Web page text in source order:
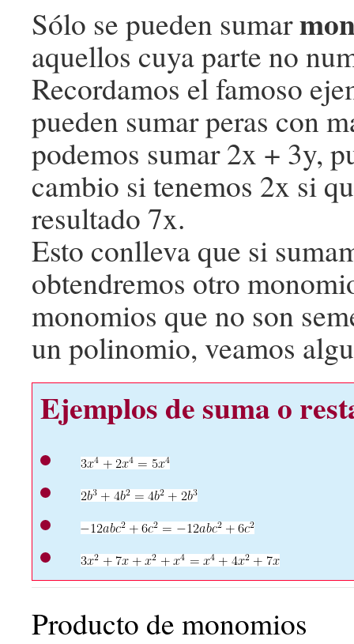
Sólo se pueden sumar
aquellos cuya parte no
Recordamos el famoso
pueden sumar peras con
podemos sumar 2x + 3y,
cambio si tenemos 2x si
resultado 7x.
Esto conlleva que si
obtendremos otro
monomios que no son
un polinomio, veamos
Ejemplos de suma o
Producto de monomios